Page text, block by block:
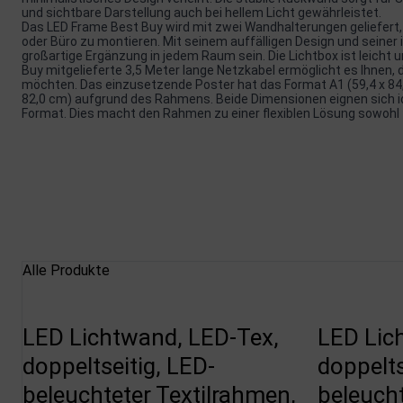
und sichtbare Darstellung auch bei hellem Licht gewährleistet.
Das LED Frame Best Buy wird mit zwei Wandhalterungen
oder Büro zu montieren. Mit seinem auffälligen Design und
großartige Ergänzung in jedem Raum sein. Die Lichtbox ist leicht
Buy mitgelieferte 3,5 Meter lange Netzkabel ermöglicht es Ihnen,
möchten. Das einzusetzende Poster hat das Format A1 (59,4 x
82,0 cm) aufgrund des Rahmens. Beide Dimensionen eignen
Format. Dies macht den Rahmen zu einer flexiblen Lösung
Alle Produkte
LED Lichtwand, LED-Tex,
doppeltseitig, LED-
beleuchteter Textilrahmen,
LED